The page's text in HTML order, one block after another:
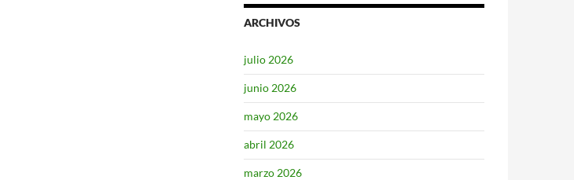
ARCHIVOS
julio 2026
junio 2026
mayo 2026
abril 2026
marzo 2026